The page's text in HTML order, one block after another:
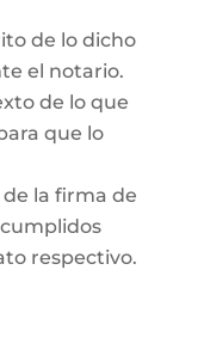
de lo dicho
el notario.
de lo que
que lo
la firma de
respectivo.